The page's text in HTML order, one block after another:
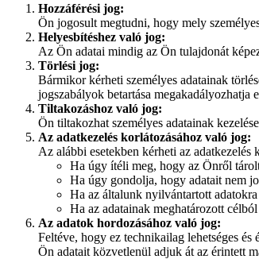
Hozzáférési jog:
Ön jogosult megtudni, hogy mely
Helyesbítéshez való jog:
Az Ön adatai mindig az Ön tulajdonát
Törlési jog:
Bármikor kérheti személyes adatainak
jogszabályok betartása megakadályozhatja
Tiltakozáshoz való jog:
Ön tiltakozhat személyes adatainak
Az adatkezelés korlátozásához való jog:
Az alábbi esetekben kérheti az adatkezelés
Ha úgy ítéli meg, hogy az Önről
Ha úgy gondolja, hogy adatait nem
Ha az általunk nyilvántartott
Ha az adatainak meghatározott
Az adatok hordozásához való jog:
Feltéve, hogy ez technikailag lehetséges
Ön adatait közvetlenül adjuk át az érintett